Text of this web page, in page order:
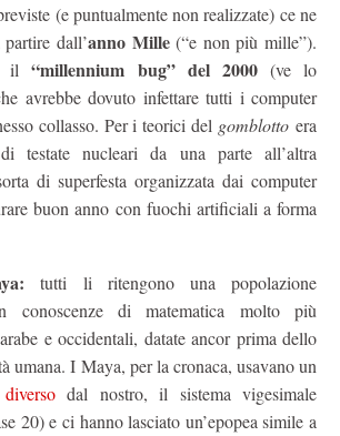
(e puntualmente non realizzate) ce ne
dall’anno Mille(“e non più mille”).
il“millennium bug” del 2000(ve lo
avrebbe dovuto infettare tutti i computer
collasso. Per i teorici del gomblottoera
testate nucleari da una parte all’altra
di superfesta organizzata dai computer
buon anno con fuochi artificiali a forma
tutti li ritengono una popolazione
conoscenze di matematica molto più
e occidentali, datate ancor prima dello
umana. I Maya, per la cronaca, usavano un
dal nostro, il sistema vigesimale
20) e ci hanno lasciato un’epopea simile a